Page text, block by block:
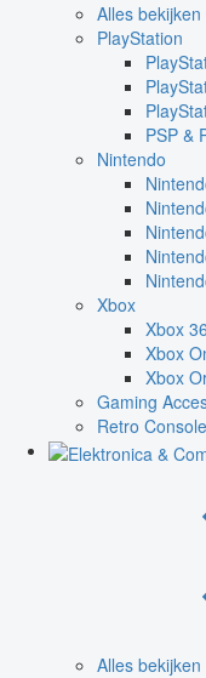
Alles
PlayStation
PSP &
Nintendo
Xbox
Xbox
Xbox
Xbox
Gaming
Retro
Alles